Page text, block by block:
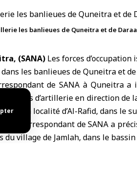
les banlieues de Quneitra et de Daraa
(SANA) Lesforces d’occupation
dans les banlieues deQuneitraet de
de SANA à Quneitra
obus d’artillerie en direction de
sud de la localité d’Al-Rafid, dans le
le correspondant de SANA a
du village de Jamlah, dans le